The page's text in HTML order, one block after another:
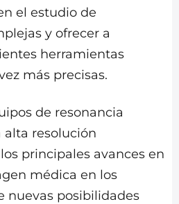
el estudio de
y ofrecer a
herramientas
más precisas.
de resonancia
resolución
principales avances en
médica en los
nuevas posibilidades